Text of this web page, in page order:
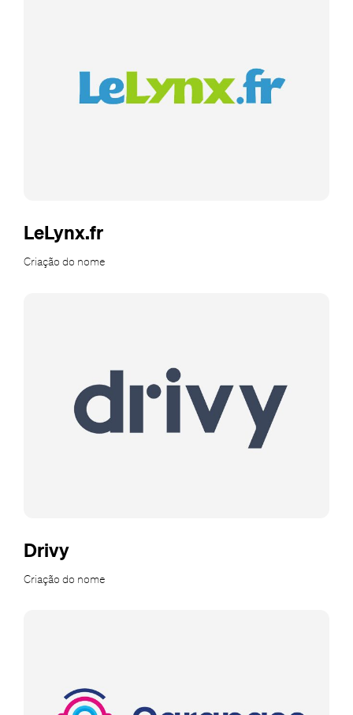
LeLynx.fr
Criação do nome
Drivy
Criação do nome